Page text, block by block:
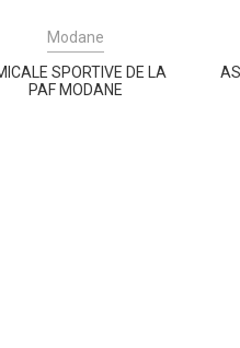
Modane
SPORTIVE DE LA
PAF MODANE